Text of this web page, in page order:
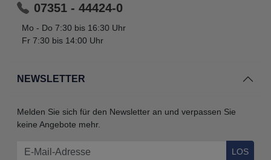
NEWSLETTER
Melden Sie sich für den Newsletter an und verpassen Sie
keine Angebote mehr.
LOS
07351 - 44424-0
Mo - Do 7:30 bis 16:30 Uhr
Fr 7:30 bis 14:00 Uhr